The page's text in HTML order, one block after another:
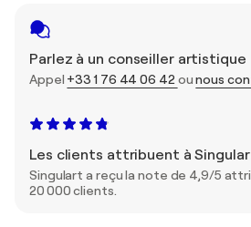
Parlez à un conseiller artistique
Appel +33 1 76 44 06 42 ounous
Les clients attribuent à
Singulart a reçu la note de 4,9/5
20 000 clients.